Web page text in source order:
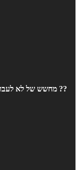
מחשש של לא לעבור מבני נתונים 92 סופי פשוט קוסם, אין עלייך ??